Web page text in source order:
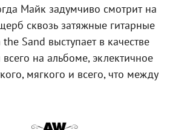
Майк задумчиво смотрит на
сквозь затяжные гитарные
Sand выступает в качестве
на альбоме, эклектичное
мягкого и всего, что между